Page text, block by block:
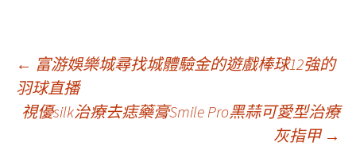
文
章
← 富游娛樂城尋找城體驗金的遊戲棒球12強的
羽球直播
視優silk治療去痣藥膏Smile Pro黑蒜可愛型治療
灰指甲 →